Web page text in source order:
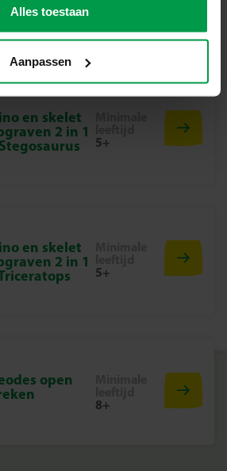
Alles toestaan
Aanpassen
om te spelen en te leren, terwijl
en verbeeldingskracht van je kind
SES Creative?
gericht dat kinderen trots kunnen
de creativiteit en ontwikkeling
en skelet
2 in 1
5+
en skelet
2 in 1
5+
open
8+